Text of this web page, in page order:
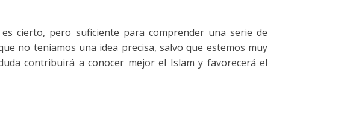
cierto, pero suficiente para comprender una serie de
no teníamos una idea precisa, salvo que estemos muy
contribuirá a conocer mejor el Islam y favorecerá el